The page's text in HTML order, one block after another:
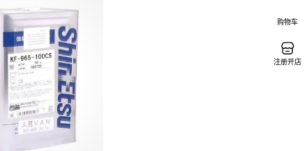
：
缠绕用30%重叠率
过2个/㎡
地管道优先考虑
质指标。记住：
节都影响最终寿
购物车
注册开店